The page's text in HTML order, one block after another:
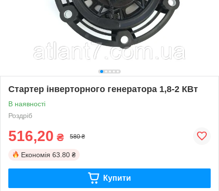
Стартер інверторного генератора 1,8-2 КВт
В наявності
Роздріб
516,20 ₴ 580 ₴
Економія 63.80 ₴
Купити